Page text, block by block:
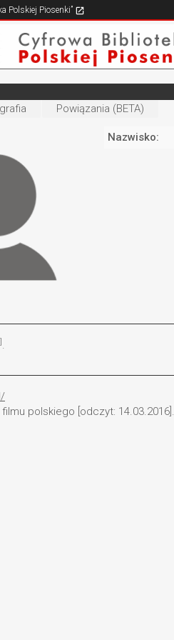
Polskiej Piosenki”
Powiązania (BETA)
Nazwisko:
.
polskiego [odczyt: 14.03.2016].